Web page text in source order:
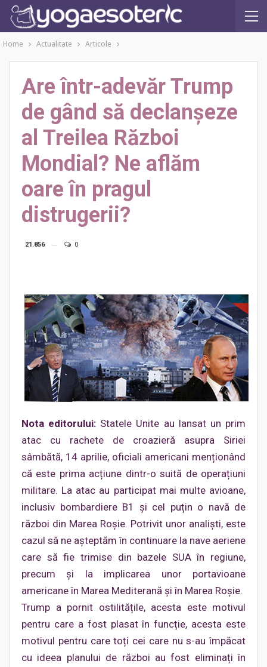
Home Actualitate Articole
Are într-adevăr Trump
de gând să declanșeze
al Treilea Război
Mondial? Ne aflăm
oare în pragul
distrugerii?
21.856 0
Nota editorului: Statele Unite au lansat un prim
atac cu rachete de croazieră asupra Siriei
sâmbătă, 14 aprilie, oficiali americani menționând
că este prima acțiune dintr-o suită de operațiuni
militare. La atac au participat mai multe avioane,
inclusiv bombardiere B1 și cel puțin o navă de
război din Marea Roșie. Potrivit unor analiști, este
cazul să ne așteptăm în continuare la nave aeriene
care să fie trimise din bazele SUA în regiune,
precum și la implicarea unor portavioane
americane în Marea Mediterană și în Marea Roșie.
Trump a pornit ostilitățile, acesta este motivul
pentru care a fost plasat în funcție, acesta este
motivul pentru care toți cei care nu s-au împăcat
cu ideea planului de război au fost eliminați în